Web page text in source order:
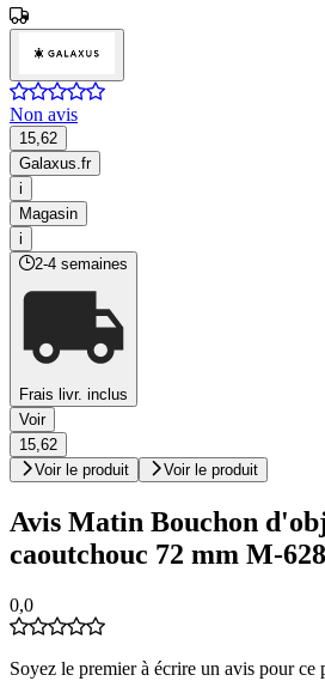
Non avis
15,62
Galaxus.fr
i
Magasin
i
2-4 semaines
Frais livr. inclus
Voir
15,62
Voir le produit
Voir le produit
Avis Matin Bouchon
caoutchouc 72 mm M-
0,0
Soyez le premier à écrire un avis pour ce